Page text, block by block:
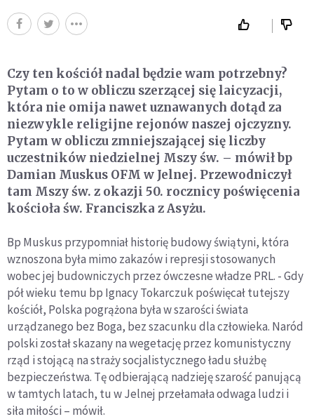
Czy ten kościół nadal będzie wam potrzebny?
Pytam o to w obliczu szerzącej się laicyzacji,
która nie omija nawet uznawanych dotąd za
niezwykle religijne rejonów naszej ojczyzny.
Pytam w obliczu zmniejszającej się liczby
uczestników niedzielnej Mszy św. – mówił bp
Damian Muskus OFM w Jelnej. Przewodniczył
tam Mszy św. z okazji 50. rocznicy poświęcenia
kościoła św. Franciszka z Asyżu.
Bp Muskus przypomniał historię budowy świątyni, która
wznoszona była mimo zakazów i represji stosowanych
wobec jej budowniczych przez ówczesne władze PRL. - Gdy
pół wieku temu bp Ignacy Tokarczuk poświęcał tutejszy
kościół, Polska pogrążona była w szarości świata
urządzanego bez Boga, bez szacunku dla człowieka. Naród
polski został skazany na wegetację przez komunistyczny
rząd i stojącą na straży socjalistycznego ładu służbę
bezpieczeństwa. Tę odbierającą nadzieję szarość panującą
w tamtych latach, tu w Jelnej przełamała odwaga ludzi i
siła miłości – mówił.